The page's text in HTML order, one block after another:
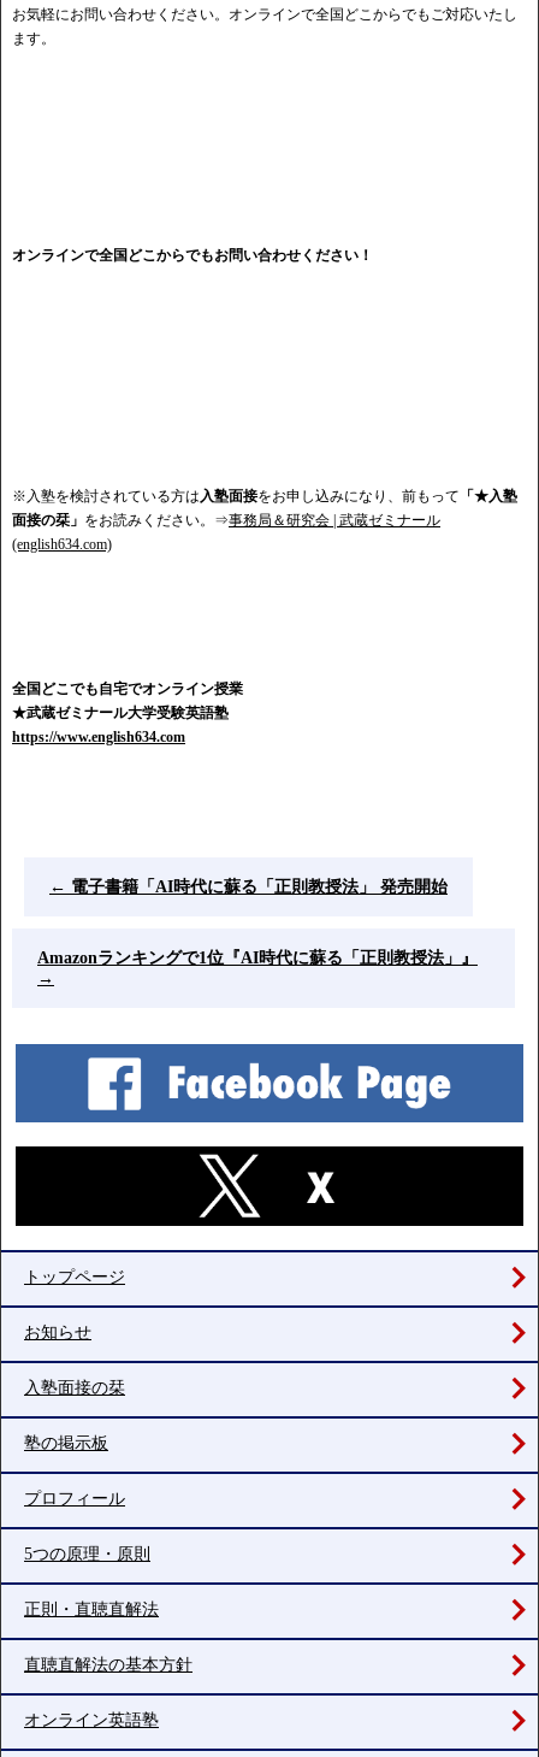
お気軽にお問い合わせください。オンラインで全国どこからでもご対応いたし
ます。
オンラインで全国どこからでもお問い合わせください！
※入塾を検討されている方は 入塾面接をお申し込みになり、前もって 「★入塾
面接の栞」 をお読みください。⇒事務局＆研究会 | 武蔵ゼミナール
(english634.com)
全国どこでも自宅でオンライン授業
★武蔵ゼミナール大学受験英語塾
https://www.english634.com
← 電子書籍「AI時代に蘇る「正則教授法」 発売開始
Amazonランキングで1位『AI時代に蘇る「正則教授法」』
→
トップページ
お知らせ
入塾面接の栞
塾の掲示板
プロフィール
5つの原理・原則
正則・直聴直解法
直聴直解法の基本方針
オンライン英語塾